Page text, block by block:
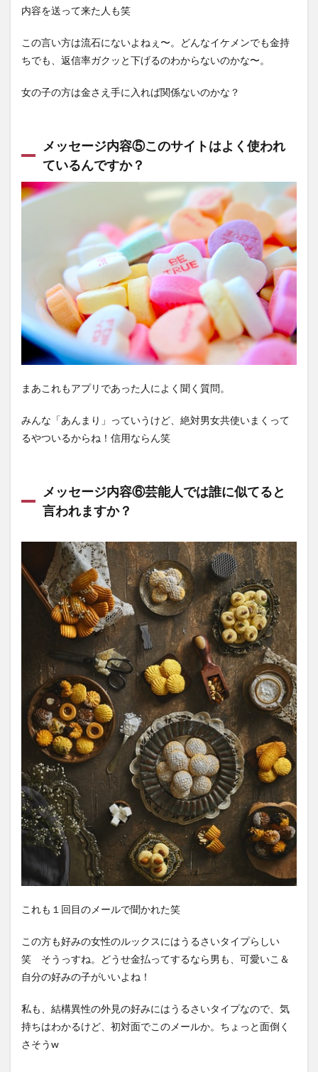
内容を送って来た人も笑
この言い方は流石にないよねぇ〜。どんなイケメンでも金持
ちでも、返信率ガクッと下げるのわからないのかな〜。
女の子の方は金さえ手に入れば関係ないのかな？
メッセージ内容⑤このサイトはよく使われ
ているんですか？
まあこれもアプリであった人によく聞く質問。
みんな「あんまり」っていうけど、絶対男女共使いまくって
るやついるからね！信用ならん笑
メッセージ内容⑥芸能人では誰に似てると
言われますか？
これも１回目のメールで聞かれた笑
この方も好みの女性のルックスにはうるさいタイプらしい
笑 そうっすね。どうせ金払ってするなら男も、可愛いこ＆
自分の好みの子がいいよね！
私も、結構異性の外見の好みにはうるさいタイプなので、気
持ちはわかるけど、初対面でこのメールか。ちょっと面倒く
さそうw